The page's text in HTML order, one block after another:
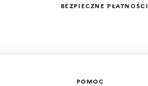
BEZPIECZNE PŁATNOŚCI
POMOC